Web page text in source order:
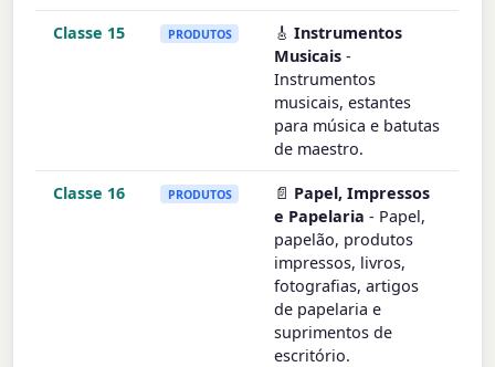
Classe 15 PRODUTOS 🎸Instrumentos
Musicais -
Instrumentos
musicais, estantes
para música e batutas
de maestro.
Classe 16 PRODUTOS 📄 Papel, Impressos
e Papelaria - Papel,
papelão, produtos
impressos, livros,
fotografias, artigos
de papelaria e
suprimentos de
escritório.